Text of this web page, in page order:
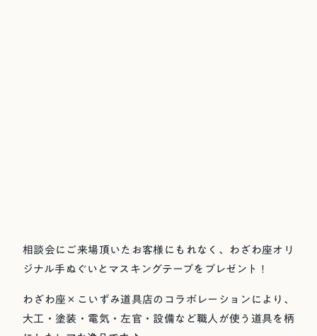
相談会にご来場頂いたお客様にもれなく、わざわ座オリ
ジナル手ぬぐいとマスキングテープをプレゼント！
わざわ座×こいずみ道具店のコラボレーションにより、
大工・塗装・電気・左官・設備など職人が使う道具を柄